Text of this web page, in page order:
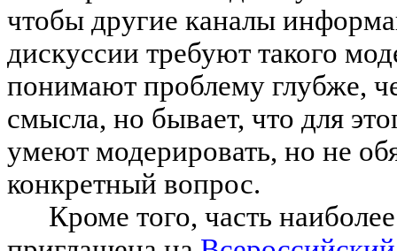
чтобы другие каналы
дискуссии требуют такого
понимают проблему глубже,
смысла, но бывает, что для
умеют модерировать, но не
конкретный вопрос.
Кроме того, часть